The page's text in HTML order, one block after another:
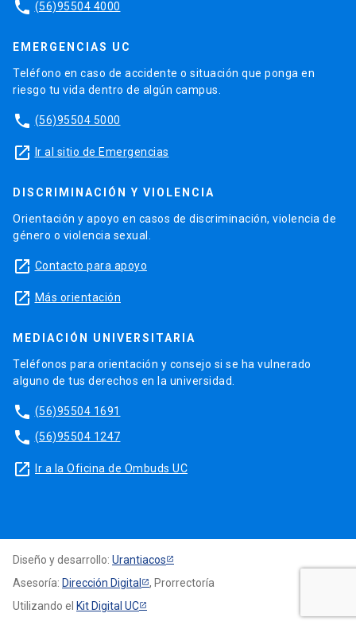
phone (56)95504 4000
EMERGENCIAS UC
Teléfono en caso de accidente o situación que ponga en
riesgo tu vida dentro de algún campus.
phone (56)95504 5000
launch Ir al sitio de Emergencias
DISCRIMINACIÓN Y VIOLENCIA
Orientación y apoyo en casos de discriminación, violencia de
género o violencia sexual.
launch Contacto para apoyo
launch Más orientación
MEDIACIÓN UNIVERSITARIA
Teléfonos para orientación y consejo si se ha vulnerado
alguno de tus derechos en la universidad.
phone (56)95504 1691
phone (56)95504 1247
launch Ir a la Oficina de Ombuds UC
Diseño y desarrollo: Urantiacos
Asesoría: Dirección Digital
, Prorrectoría
Utilizando el Kit Digital UC